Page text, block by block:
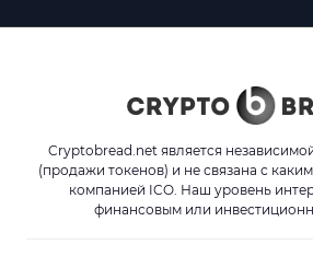
Cryptobread.net является
(продажи токенов) и не связана с
компанией ICO. Наш уровень
финансовым или